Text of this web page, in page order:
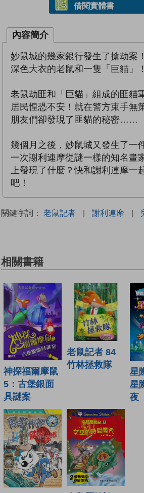
借閱實體書
內容簡介
妙鼠城的幾家銀行發生了搶劫案
深色大衣的老鼠和一隻「巨貓」！
老鼠劫匪和「巨貓」組成的匪貓
居民惶恐不安！就在警方束手無
朋友們卻發現了匪貓的秘密……
幾個月之後，妙鼠城又發生了一
一次謝利連摩從謎一樣的知名畫
上發現了什麼？快和謝利連摩一
吧！
關鍵字詞： 老鼠記者 | 謝利連摩 |
相關書籍
神探福爾摩鼠
5：古堡銀面
具謎案
老鼠記者 84
竹林拯救隊
星
星
夜